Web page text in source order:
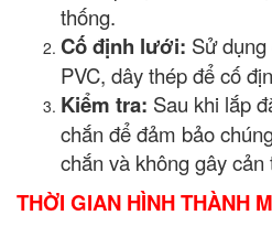
thống.
Cố định lưới: Sử
PVC, dây thép để cố
Kiểm tra: Sau khi lắp
chắn để đảm bảo
chắn và không gây cản
THỜI GIAN HÌNH THÀNH